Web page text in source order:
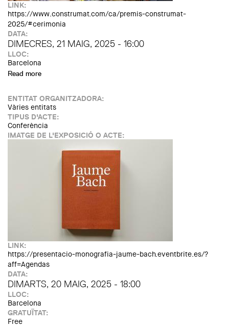
LINK:
https://www.construmat.com/ca/premis-construmat-
2025/#cerimonia
DATA:
DIMECRES, 21 MAIG, 2025 - 16:00
LLOC:
Barcelona
Read more
ENTITAT ORGANITZADORA:
Vàries entitats
TIPUS D'ACTE:
Conferència
IMATGE DE L'EXPOSICIÓ O ACTE:
LINK:
https://presentacio-monografia-jaume-bach.eventbrite.es/?
aff=Agendas
DATA:
DIMARTS, 20 MAIG, 2025 - 18:00
LLOC:
Barcelona
GRATUÏTAT:
Free